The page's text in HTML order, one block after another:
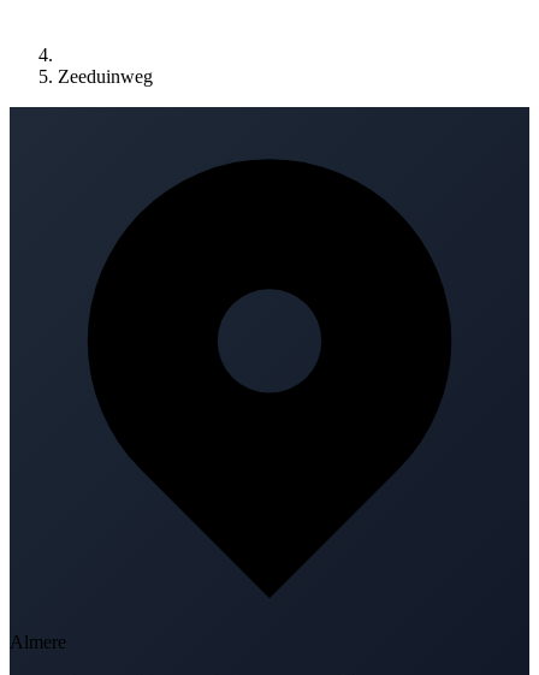
Zeeduinweg
Almere